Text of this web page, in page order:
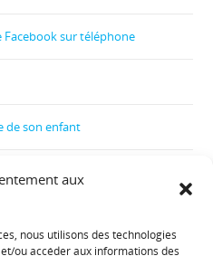
aux
nous utilisons des technologies
ou accéder aux informations des
sur téléphone
de son enfant
téléphone cassé